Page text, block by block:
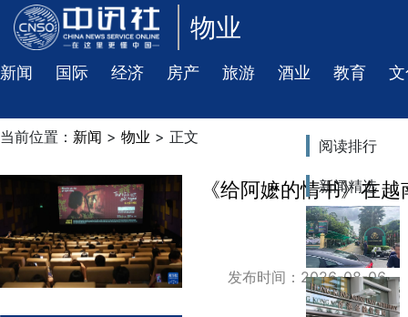
物业
新闻 国际 经济 房产 旅游 酒业 教育
当前位置： 新闻 > 物业 > 正文
《给阿嬷的情书》在
发布时间：2026-08-06
阅读排行
新闻精选